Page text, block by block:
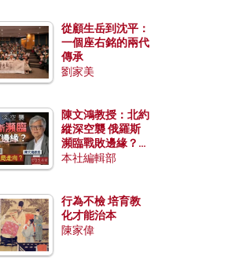
從顧生岳到沈平：
一個座右銘的兩代
傳承
劉家美
陳文鴻教授：北約
縱深空襲 俄羅斯
瀕臨戰敗邊緣？中
國零部件能左右戰
本社編輯部
行為不檢 培育教
化才能治本
陳家偉